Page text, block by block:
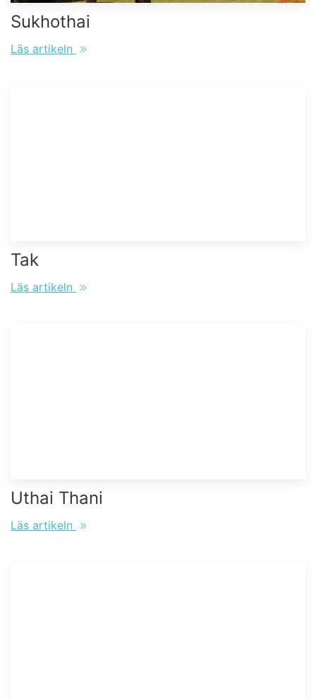
Sukhothai
Läs artikeln
Tak
Läs artikeln
Uthai Thani
Läs artikeln